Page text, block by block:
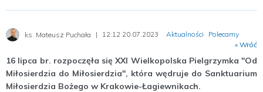
ks. Mateusz Puchała 12:12 20.07.2023 Aktualności
Polecamy
« Wróć
16 lipca br. rozpoczęła się XXI Wielkopolska Pielgrzymka "Od
Miłosierdzia do Miłosierdzia", która wędruje do Sanktuarium
Miłosierdzia Bożego w Krakowie-Łagiewnikach.